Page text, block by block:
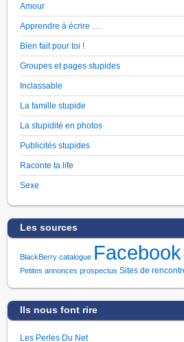
Amour
Apprendre à écrire …
Bien fait pour toi !
Groupes et pages stupides
Inclassable
La famille stupide
La stupidité en photos
Publicités stupides
Raconte ta life
Sexe
Les sources
BlackBerry catalogue Facebook
Petites annonces prospectus Sites de
Ils nous font rire
Les Perles Du Net